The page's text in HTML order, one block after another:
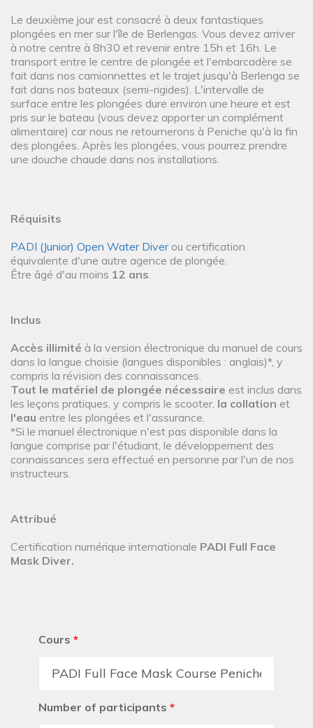
Le deuxième jour est consacré à deux fantastiques
plongées en mer sur l'île de Berlengas. Vous devez arriver
à notre centre à 8h30 et revenir entre 15h et 16h. Le
transport entre le centre de plongée et l'embarcadère se
fait dans nos camionnettes et le trajet jusqu'à Berlenga se
fait dans nos bateaux (semi-rigides). L'intervalle de
surface entre les plongées dure environ une heure et est
pris sur le bateau (vous devez apporter un complément
alimentaire) car nous ne retournerons à Peniche qu'à la fin
des plongées. Après les plongées, vous pourrez prendre
une douche chaude dans nos installations.
Réquisits
PADI (Junior) Open Water Diverou certification
équivalente d'une autre agence de plongée.
Être âgé d'au moins 12 ans.
Inclus
Accès illimité à la version électronique du manuel de cours
dans la langue choisie (langues disponibles : anglais)*, y
compris la révision des connaissances.
Tout le matériel de plongée nécessaire est inclus dans
les leçons pratiques, y compris le scooter, la collation et
l'eau entre les plongées et l'assurance.
*Si le manuel électronique n'est pas disponible dans la
langue comprise par l'étudiant, le développement des
connaissances sera effectué en personne par l'un de nos
instructeurs.
Attribué
Certification numérique internationale PADI Full Face
Mask Diver.
Cours *
Number of participants *